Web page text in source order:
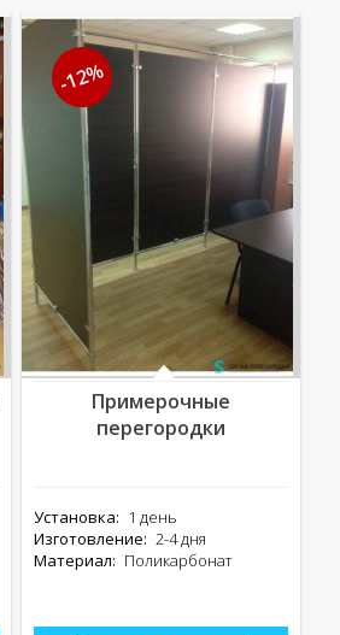
-12%
Примерочные
перегородки
Установка: 1 день
Изготовление: 2-4 дня
Материал: Поликарбонат